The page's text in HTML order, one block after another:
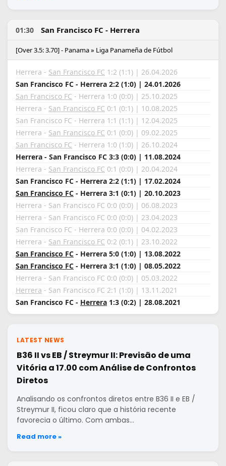
01:30 San Francisco FC - Herrera
[Over 3.5: 3.70] - Panama » Liga Panameña de Fútbol
Herrera - San Francisco FC 1:2 (1:1) | 26.04.2026
San Francisco FC - Herrera 2:2 (1:0) | 24.01.2026
San Francisco FC - Herrera 1:0 (0:0) | 25.10.2025
Herrera - San Francisco FC 0:1 (0:1) | 10.08.2025
San Francisco FC - Herrera 1:1 (1:1) | 12.04.2025
Herrera - San Francisco FC 0:1 (0:0) | 09.02.2025
San Francisco FC - Herrera 1:0 (1:0) | 26.10.2024
Herrera - San Francisco FC 3:3 (0:0) | 11.08.2024
Herrera - San Francisco FC 0:1 (0:0) | 20.04.2024
San Francisco FC - Herrera 2:2 (1:1) | 17.02.2024
San Francisco FC - Herrera 3:1 (0:1) | 20.10.2023
Herrera - San Francisco FC 0:0 (0:0) | 06.08.2023
Herrera - San Francisco FC 0:0 (0:0) | 23.04.2023
San Francisco FC - Herrera 0:0 (0:0) | 04.02.2023
Herrera - San Francisco FC 0:2 (0:1) | 23.10.2022
San Francisco FC - Herrera 5:0 (1:0) | 13.08.2022
San Francisco FC - Herrera 3:1 (1:0) | 08.05.2022
Herrera - San Francisco FC 0:0 (0:0) | 05.03.2022
Herrera - San Francisco FC 2:1 (1:0) | 13.11.2021
San Francisco FC - Herrera 1:3 (0:2) | 28.08.2021
LATEST NEWS
B36 II vs EB / Streymur II: Previsão de uma
Vitória a 17.00 com Análise de Confrontos
Diretos
Analisando os confrontos diretos entre B36 II e EB /
Streymur II, ficou claro que a história recente
favorecia o último. Com ambas…
Read more »